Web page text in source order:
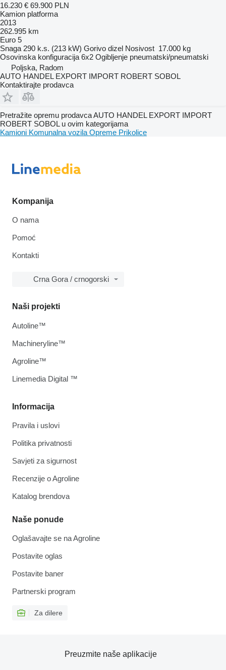
16.230 € 69.900 PLN
Kamion platforma
2013
262.995 km
Euro 5
Snaga 290 k.s. (213 kW) Gorivo dizel Nosivost 17.000 kg
Osovinska konfiguracija 6x2 Ogibljenje pneumatski/pneumatski
Poljska, Radom
AUTO HANDEL EXPORT IMPORT ROBERT SOBOL
Kontaktirajte prodavca
Pretražite opremu prodavca AUTO HANDEL EXPORT IMPORT
ROBERT SOBOL u ovim kategorijama
Kamioni Komunalna vozila Opreme Prikolice
Kompanija
O nama
Pomoć
Kontakti
Crna Gora / crnogorski
Informacija
Pravila i uslovi
Politika privatnosti
Savjeti za sigurnost
Recenzije o Agroline
Katalog brendova
Naše ponude
Oglašavajte se na Agroline
Postavite oglas
Postavite baner
Partnerski program
Za dilere
Naši projekti
Autoline™
Machineryline™
Agroline™
Linemedia Digital ™
Preuzmite naše aplikacije